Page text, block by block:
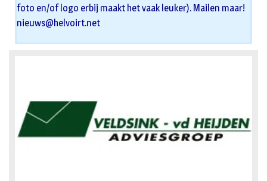
foto en/of logo erbij maakt het vaak leuker). Mailen maar!
nieuws@helvoirt.net